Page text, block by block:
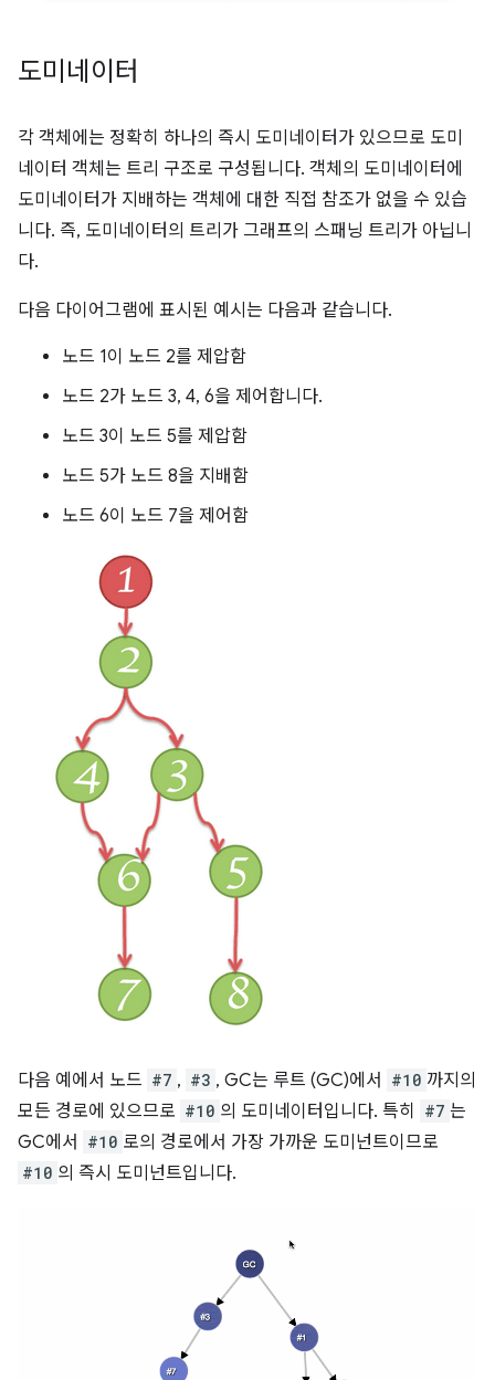
도미네이터
각 객체에는 정확히 하나의 즉시 도미네이터가 있으므로 도미
네이터 객체는 트리 구조로 구성됩니다. 객체의 도미네이터에
도미네이터가 지배하는 객체에 대한 직접 참조가 없을 수 있습
니다. 즉, 도미네이터의 트리가 그래프의 스패닝 트리가 아닙니
다.
다음 다이어그램에 표시된 예시는 다음과 같습니다.
노드 1이 노드 2를 제압함
노드 2가 노드 3, 4, 6을 제어합니다.
노드 3이 노드 5를 제압함
노드 5가 노드 8을 지배함
노드 6이 노드 7을 제어함
다음 예에서 노드 #7 , #3 , GC는 루트 (GC)에서 #10 까지의
모든 경로에 있으므로 #10 의 도미네이터입니다. 특히 #7 는
GC에서
#10 로의 경로에서 가장 가까운 도미넌트이므로
#10 의 즉시 도미넌트입니다.